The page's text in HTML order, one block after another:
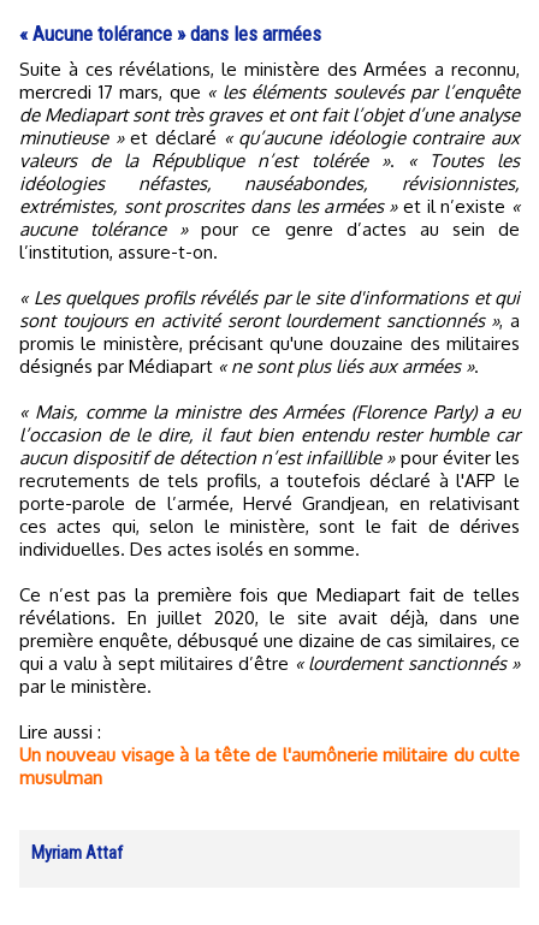
« Aucune tolérance » dans les armées
Suite à ces révélations, le ministère des Armées a reconnu,
mercredi 17 mars, que « les éléments soulevés par l’enquête
de Mediapart sont très graves et ont fait l’objet d’une analyse
minutieuse »et déclaré « qu’aucune idéologie contraire aux
valeurs de la République n’est tolérée ».
« Toutes les
idéologies néfastes, nauséabondes, révisionnistes,
extrémistes, sont proscrites dans les armées »et il n’existe «
aucune tolérance »pour ce genre d’actes au sein de
l’institution, assure-t-on.
« Les quelques profils révélés par le site d'informations et qui
sont toujours en activité seront lourdement sanctionnés », a
promis le ministère, précisant qu'une douzaine des militaires
désignés par Médiapart « ne sont plus liés aux armées ».
« Mais, comme la ministre des Armées (Florence Parly) a eu
l’occasion de le dire, il faut bien entendu rester humble car
aucun dispositif de détection n’est infaillible »pour éviter les
recrutements de tels profils, a toutefois déclaré à l'AFP le
porte-parole de l’armée, Hervé Grandjean, en relativisant
ces actes qui, selon le ministère, sont le fait de dérives
individuelles. Des actes isolés en somme.
Ce n’est pas la première fois que Mediapart fait de telles
révélations. En juillet 2020, le site avait déjà, dans une
première enquête, débusqué une dizaine de cas similaires, ce
qui a valu à sept militaires d’être « lourdement sanctionnés »
par le ministère.
Lire aussi :
Un nouveau visage à la tête de l'aumônerie militaire du culte
musulman
Myriam Attaf